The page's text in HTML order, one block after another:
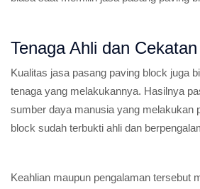
Tenaga Ahli dan Cekatan
Kualitas jasa pasang paving block juga
tenaga yang melakukannya. Hasilnya
sumber daya manusia yang melakukan
block sudah terbukti ahli dan
Keahlian maupun pengalaman tersebut